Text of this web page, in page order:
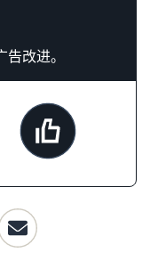
改进。